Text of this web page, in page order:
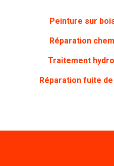
Peinture sur
Réparation
Traitement
Réparation fuite